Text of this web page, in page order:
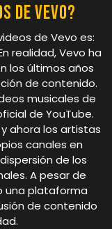
de Vevo?
de Vevo es:
realidad, Vevo ha
los últimos años
de contenido.
musicales de
de YouTube.
ahora los artistas
canales en
de los
A pesar de
una plataforma
de contenido